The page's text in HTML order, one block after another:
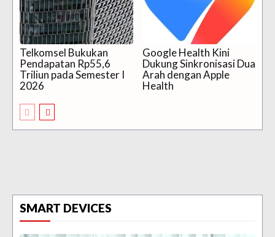
Telkomsel Bukukan
Pendapatan Rp55,6
Triliun pada Semester I
2026
Google Health Kini
Dukung Sinkronisasi Dua
Arah dengan Apple
Health
SMART DEVICES